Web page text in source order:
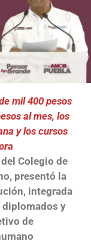
mil 400 pesos
al mes, los
y los cursos
Colegio de
presentó la
integrada
diplomados y
de